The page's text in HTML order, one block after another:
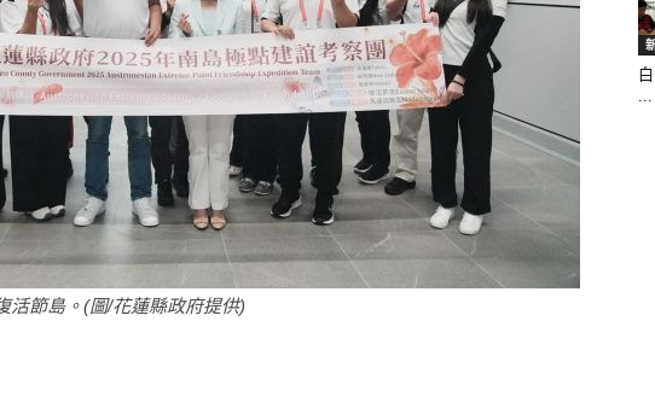
新
聞
活節島。(圖/花蓮縣政府提供)
...